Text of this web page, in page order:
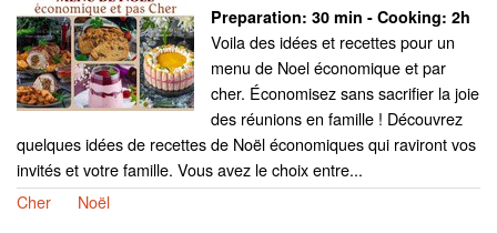
Preparation: 30 min - Cooking: 2h
Voila des idées et recettes pour un
menu de Noel économique et par
cher. Économisez sans sacrifier la joie
des réunions en famille ! Découvrez
quelques idées de recettes de Noël économiques qui raviront vos
invités et votre famille. Vous avez le choix entre...
Cher
Noël